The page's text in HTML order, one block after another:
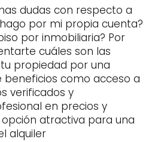
dudas con respecto a
por mi propia cuenta?
por inmobiliaria? Por
cuáles son las
propiedad por una
beneficios como acceso a
verificados y
en precios y
opción atractiva para una
alquiler